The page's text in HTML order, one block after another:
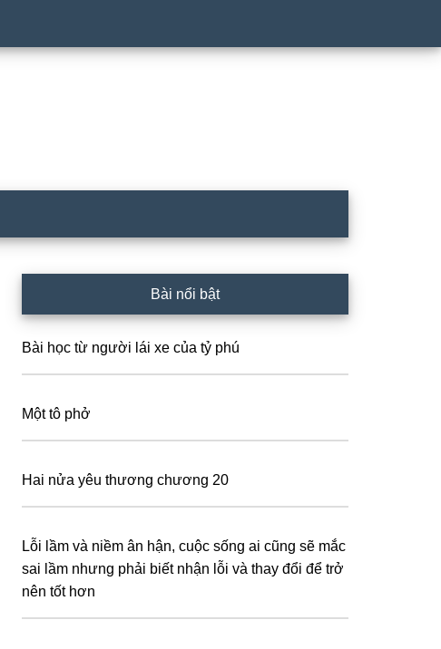
Sidebar
Bài nổi bật
Bài học từ người lái xe của tỷ phú
Một tô phở
Hai nửa yêu thương chương 20
Lỗi lầm và niềm ân hận, cuộc sống ai cũng sẽ mắc
sai lầm nhưng phải biết nhận lỗi và thay đổi để trở
nên tốt hơn